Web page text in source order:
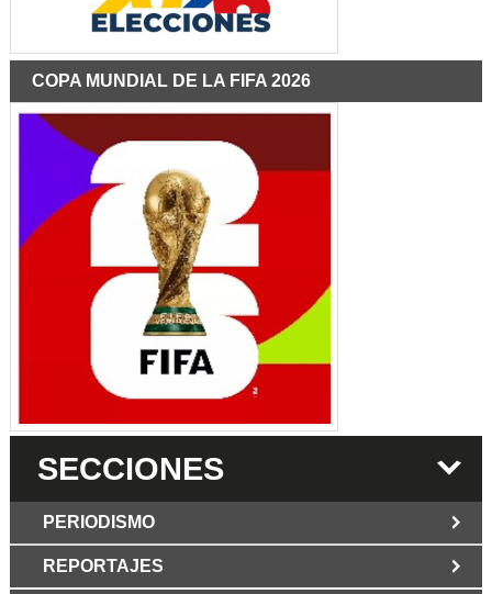
COPA MUNDIAL DE LA FIFA 2026
SECCIONES
PERIODISMO
REPORTAJES